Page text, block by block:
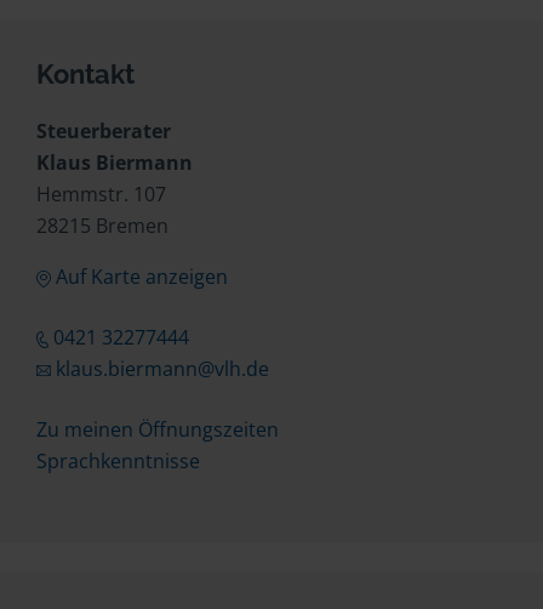
Kontakt
Steuerberater
Klaus Biermann
Hemmstr. 107
28215 Bremen
Auf Karte anzeigen
0421 32277444
klaus.biermann@vlh.de
Zu meinen Öffnungszeiten
Sprachkenntnisse